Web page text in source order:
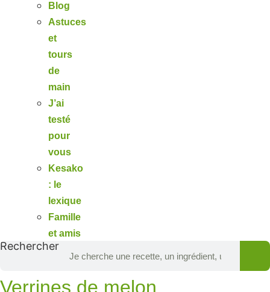
Blog
Astuces
et
tours
de
main
J’ai
testé
pour
vous
Kesako
: le
lexique
Famille
et amis
Rechercher
Verrines de melon